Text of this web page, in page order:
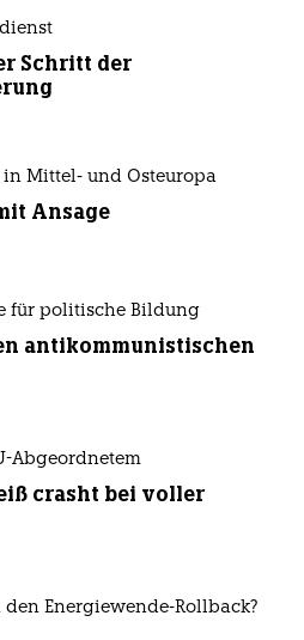
Schritt der
Mittel- und Osteuropa
Ansage
für politische Bildung
antikommunistischen
Abgeordnetem
crasht bei voller
den Energiewende-Rollback?